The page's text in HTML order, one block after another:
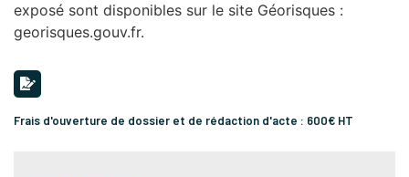
exposé sont disponibles sur le site Géorisques :
georisques.gouv.fr.
Frais d'ouverture de dossier et de rédaction d'acte : 600€ HT